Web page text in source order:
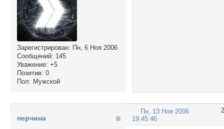
Зарегистрирован: Пн, 6 Ноя 2006
Сообщений: 145
Уважение: +5
Позитив: 0
Пол: Мужской
2
Пн, 13 Ноя 2006
19:45:46
перчина